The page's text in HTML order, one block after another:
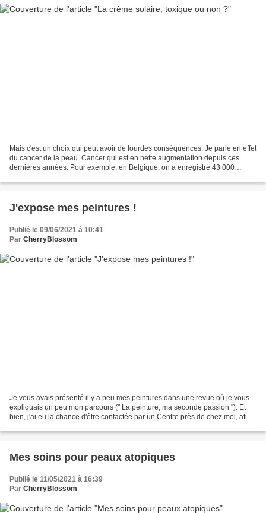
Mais c'est un choix qui peut avoir de lourdes conséquences. Je parle en effet
du cancer de la peau. Cancer qui est en nette augmentation depuis ces
dernières années. Pour exemple, en Belgique, on a enregistré 43 000
J'expose mes peintures !
Publié le 09/06/2021 à 10:41
Par CherryBlossom
Je vous avais présenté il y a peu mes peintures dans une revue où je vous
expliquais un peu mon parcours (" La peinture, ma seconde passion "). Et
bien, j'ai eu la chance d'être contactée par un Centre près de chez moi, afin
Mes soins pour peaux atopiques
Publié le 11/05/2021 à 16:39
Par CherryBlossom